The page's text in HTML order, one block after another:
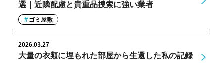
選｜近隣配慮と貴重品捜索に強い業者
ゴミ屋敷
大量の衣類に埋もれた部屋から生還した私の記録
2026.03.27